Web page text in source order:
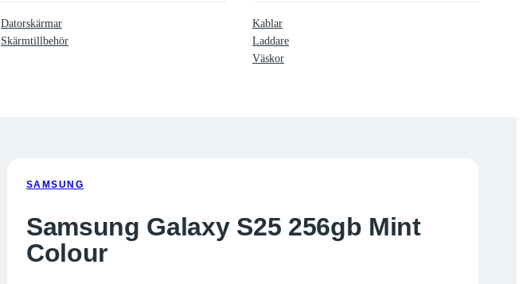
Datorskärmar
Skärmtillbehör
Kablar
Laddare
Väskor
SAMSUNG
Samsung Galaxy S25 256gb Mint
Colour